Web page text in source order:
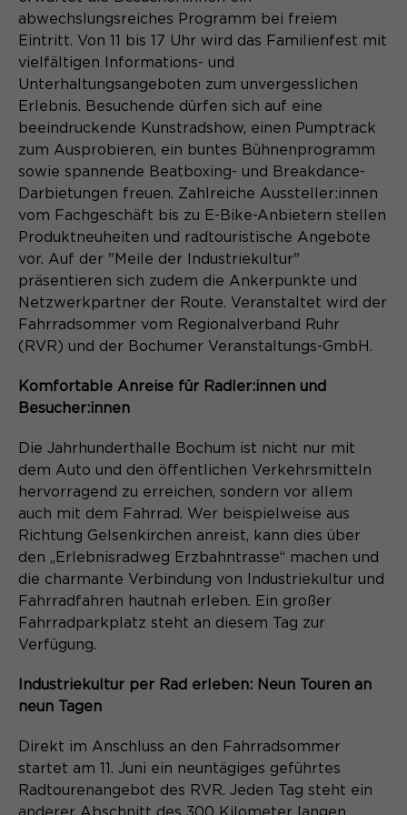
Zweck
Content Management System dieser
Webseite. Diese Basis-Cookies sind
unerlässlich, damit Ihr Besuch auf der
Website angenehm und flüssig wird:
Sie ermöglichen es der Website, Sie
zu erkennen und somit Ihre Sitzung
offen zu halten. Es speichert bei
einem Benutzer-Login für einen
geschlossenen Bereich die Benutzer-
Datenbankeintrag des Nutzers.
Name PHPSESSID
Anbieter Session-Cookies
Laufzeit
Der Session Cookie wird beim
Schließen des Browsers wieder
Zweck
PHPs Standard Sitzungs- Identifikation
(Formulare).
Name be_typo_user
Anbieter TYPO3
Laufzeit
Dieser Cookie teilt der Webseite mit,
diese zu verwalten.
Name _pk_id*
Anbieter Matomo
Laufzeit 13 Monate
Zweck
Dient zur anonymen
Wiedererkennung eines Besuchers.
Name _pk_ses*
Anbieter Matomo
Laufzeit 30 Minuten
Speichert vorübergehend Daten der
aktuellen Sitzung.
Name _pk_ref.*
Anbieter
Laufzeit 6 Monate
Zweck Speichert die Herkunft des Besuchers.
Anbieter
Laufzeit Sitzung
Zweck
Temporäre Session-ID, ohne
personenbezogene Daten.
Cookie-Informationen
Aktivierung Mehrsprachigkeit
Diese Cookies ermöglichen die automatische
Name googtrans
Anbieter GTranslate Inc.
Laufzeit 1 Jahr
Sprache für die automatische
Übersetzung der Website.
Cookie-Informationen
abwechslungsreiches Programm bei freiem
Eintritt. Von 11 bis 17 Uhr wird das Familienfest mit
vielfältigen Informations- und
Unterhaltungsangeboten zum unvergesslichen
Erlebnis. Besuchende dürfen sich auf eine
beeindruckende Kunstradshow, einen Pumptrack
zum Ausprobieren, ein buntes Bühnenprogramm
sowie spannende Beatboxing- und Breakdance-
Darbietungen freuen. Zahlreiche Aussteller:innen
vom Fachgeschäft bis zu E-Bike-Anbietern stellen
Produktneuheiten und radtouristische Angebote
vor. Auf der "Meile der Industriekultur"
präsentieren sich zudem die Ankerpunkte und
Netzwerkpartner der Route. Veranstaltet wird der
Fahrradsommer vom Regionalverband Ruhr
(RVR) und der Bochumer Veranstaltungs-GmbH.
Komfortable Anreise für Radler:innen und
Besucher:innen
Die Jahrhunderthalle Bochum ist nicht nur mit
dem Auto und den öffentlichen Verkehrsmitteln
hervorragend zu erreichen, sondern vor allem
auch mit dem Fahrrad. Wer beispielweise aus
Richtung Gelsenkirchen anreist, kann dies über
den „Erlebnisradweg Erzbahntrasse“ machen und
die charmante Verbindung von Industriekultur und
Fahrradfahren hautnah erleben. Ein großer
Fahrradparkplatz steht an diesem Tag zur
Verfügung.
Industriekultur per Rad erleben: Neun Touren an
neun Tagen
Direkt im Anschluss an den Fahrradsommer
startet am 11. Juni ein neuntägiges geführtes
Radtourenangebot des RVR. Jeden Tag steht ein